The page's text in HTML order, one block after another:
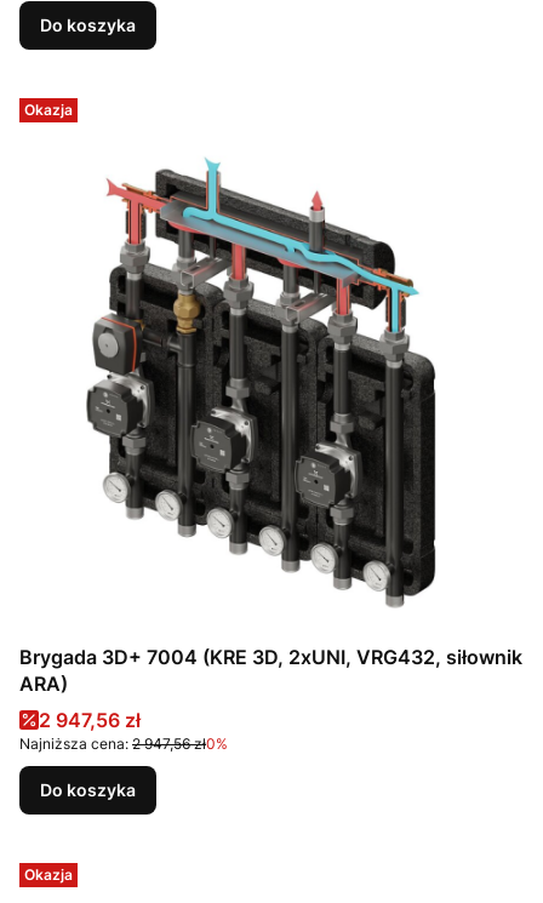
Do koszyka
Okazja
Brygada 3D+ 7004 (KRE 3D, 2xUNI, VRG432, siłownik
ARA)
Cena promocyjna
2 947,56 zł
Najniższa cena: 2 947,56 zł0%
Do koszyka
Okazja